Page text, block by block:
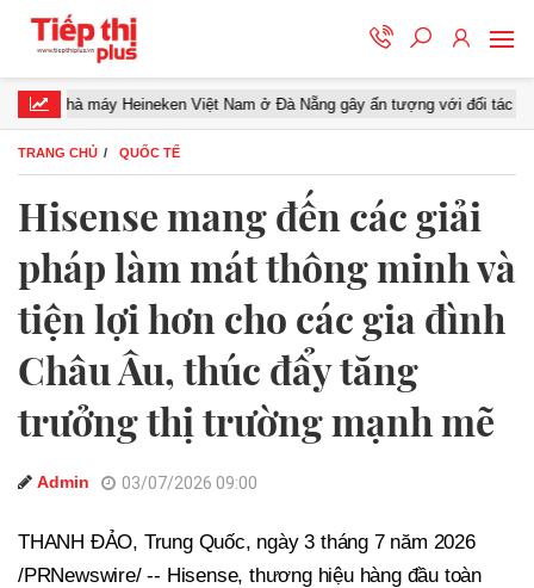
máy Heineken Việt Nam ở Đà Nẵng gây ấn tượng với đối tác miền Trung
TRANG CHỦ QUỐC TẾ
Hisense mang đến các giải
pháp làm mát thông minh và
tiện lợi hơn cho các gia đình
Châu Âu, thúc đẩy tăng
trưởng thị trường mạnh mẽ
Admin 03/07/2026 09:00
THANH ĐẢO, Trung Quốc, ngày 3 tháng 7 năm 2026
/PRNewswire/ -- Hisense, thương hiệu hàng đầu toàn